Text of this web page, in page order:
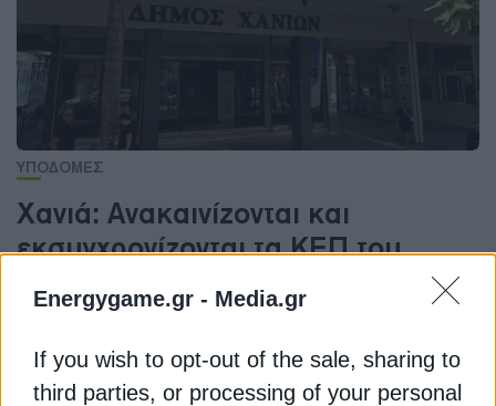
Energygame.gr - Media.gr
If you wish to opt-out of the sale, sharing to
third parties, or processing of your personal
ΥΠΟΔΟΜΕΣ
Χανιά: Ανακαινίζονται και
εκσυγχρονίζονται τα ΚΕΠ του
Σημανδηράκης πραγματοποίησε αυτοψία στο
ανακαινισμένο ΚΕΠ Κουνουπιδιανών Ακρωτηρίου